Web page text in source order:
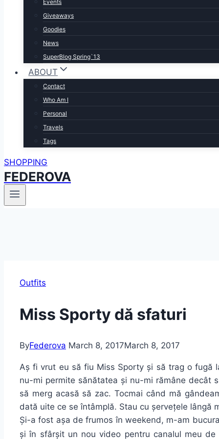
Events
Giveaways
Goodies
News
SuperBlog Spring`13
ABOUT
Contact
Who Am I
Personal
Travels
Tags
SHOPPING
FEDEROVA
Outfits
Miss Sporty dă sfaturi
ByFederova March 8, 2017March 8, 2017
Aș fi vrut eu să fiu Miss Sporty și să trag o fugă
nu-mi permite sănătatea și nu-mi rămâne decât
să merg acasă să zac. Tocmai când mă
dată uite ce se întâmplă. Stau cu șervețele lângă
Și-a fost așa de frumos în weekend, m-am
și în sfârșit un nou video pentru canalul meu de